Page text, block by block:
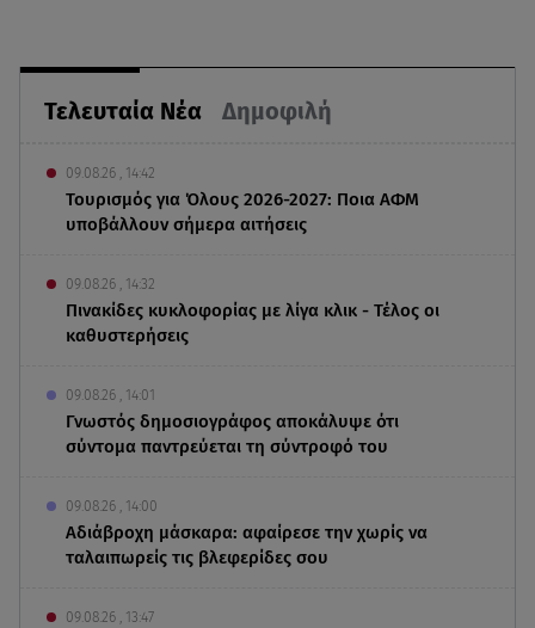
Τελευταία Νέα Δημοφιλή
09.08.26 , 14:42
Τουρισμός για Όλους 2026-2027: Ποια ΑΦΜ
υποβάλλουν σήμερα αιτήσεις
09.08.26 , 14:32
Πινακίδες κυκλοφορίας με λίγα κλικ - Τέλος οι
καθυστερήσεις
09.08.26 , 14:01
Γνωστός δημοσιογράφος αποκάλυψε ότι
σύντομα παντρεύεται τη σύντροφό του
09.08.26 , 14:00
Αδιάβροχη μάσκαρα: αφαίρεσε την χωρίς να
ταλαιπωρείς τις βλεφερίδες σου
09.08.26 , 13:47